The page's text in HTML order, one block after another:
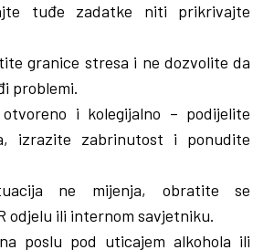
tuđe zadatke niti prikrivajte
granice stresa i ne dozvolite da
problemi.
otvoreno i kolegijalno – podijelite
izrazite zabrinutost i ponudite
ne mijenja, obratite se
odjelu ili internom savjetniku.
poslu pod uticajem alkohola ili